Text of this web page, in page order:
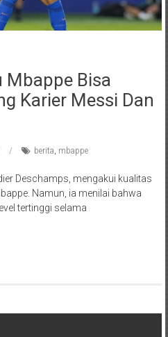
Mbappe Bisa
Karier Messi Dan
berita, mbappe
Deschamps, mengakui kualitas
Namun, ia menilai bahwa
tertinggi selama